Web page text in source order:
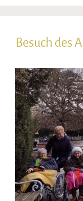
Besuch des